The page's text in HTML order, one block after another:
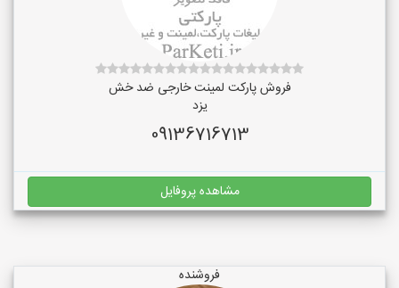
فروش پارکت لمینت خارجی ضد خش
یزد
09136716713
مشاهده پروفایل
فروشنده